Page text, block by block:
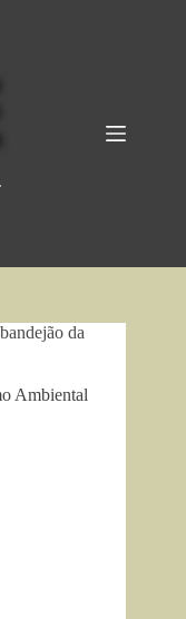
da
Ambiental